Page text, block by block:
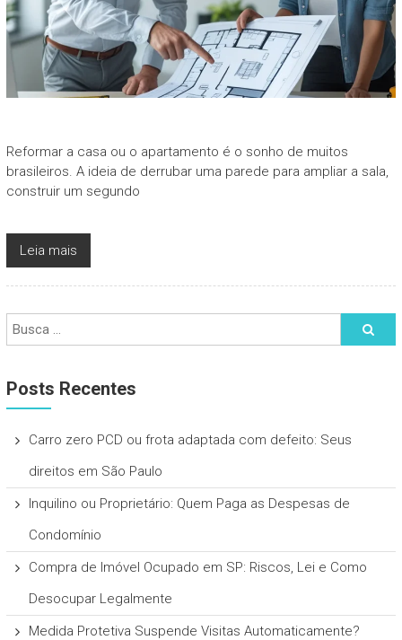
Reformar a casa ou o apartamento é o sonho de muitos
brasileiros. A ideia de derrubar uma parede para ampliar a sala,
construir um segundo
Leia mais
Posts Recentes
Carro zero PCD ou frota adaptada com defeito: Seus
direitos em São Paulo
Inquilino ou Proprietário: Quem Paga as Despesas de
Condomínio
Compra de Imóvel Ocupado em SP: Riscos, Lei e Como
Desocupar Legalmente
Medida Protetiva Suspende Visitas Automaticamente?